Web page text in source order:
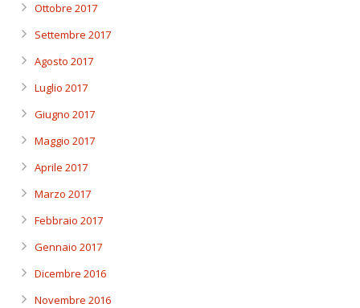
Ottobre 2017
Settembre 2017
Agosto 2017
Luglio 2017
Giugno 2017
Maggio 2017
Aprile 2017
Marzo 2017
Febbraio 2017
Gennaio 2017
Dicembre 2016
Novembre 2016